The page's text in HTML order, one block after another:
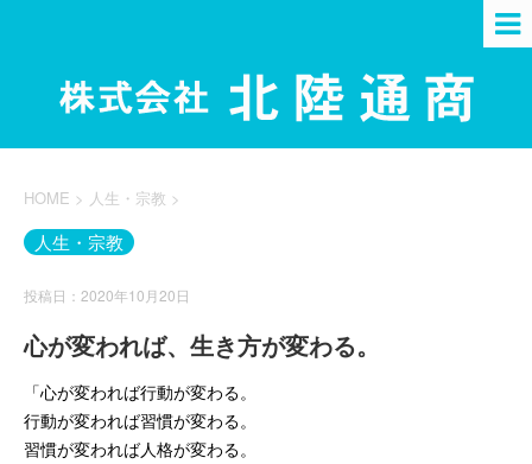
HOME > 人生・宗教 >
人生・宗教
投稿日：2020年10月20日
心が変われば、生き方が変わる。
「心が変われば行動が変わる。
行動が変われば習慣が変わる。
習慣が変われば人格が変わる。